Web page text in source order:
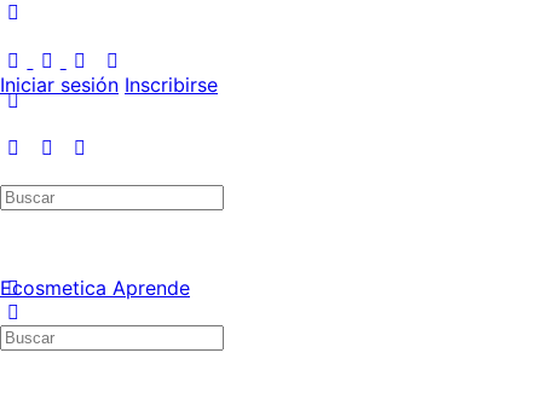
Iniciar sesión Inscribirse
Ecosmetica Aprende